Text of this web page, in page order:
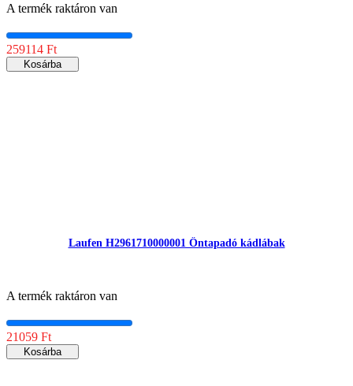
A termék raktáron van
259114 Ft
Kosárba
Laufen H2961710000001 Öntapadó kádlábak
A termék raktáron van
21059 Ft
Kosárba